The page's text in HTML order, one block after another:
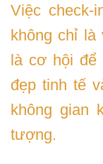
Việc check-
không chỉ là
là cơ hội để
đẹp tinh tế
không gian
tượng.